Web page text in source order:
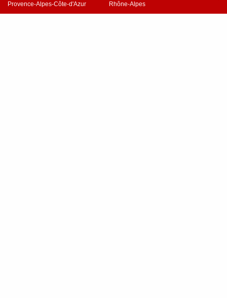
Provence-Alpes-Côte-d'Azur
Rhône-Alpes